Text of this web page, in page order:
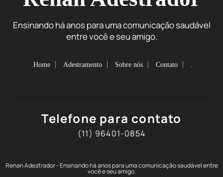
Ensinando há anos para uma comunicação saudável
entre você e seu amigo.
Home Adestramento Sobre nós Contato
Telefone para contato
(11) 96401-0854
Renan Adestrador - Ensinando há anos para uma comunicação saudável entre
você e seu amigo.